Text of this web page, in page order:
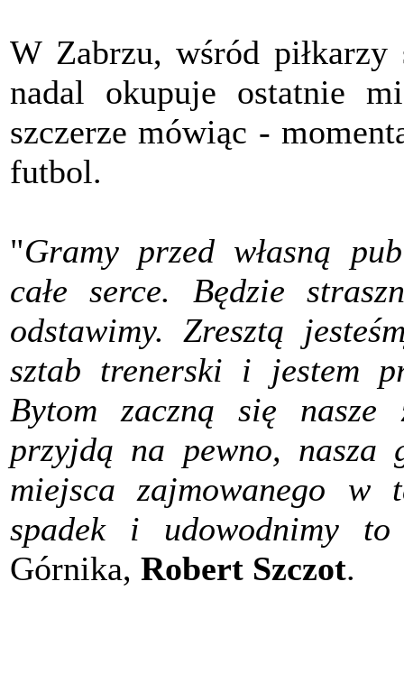
W Zabrzu, wśród
nadal okupuje ostatnie
szczerze mówiąc -
futbol.
"Gramy przed własną
całe serce. Będzie
odstawimy. Zresztą
sztab trenerski i jestem
Bytom zaczną się nasze
przyjdą na pewno, nasza
miejsca zajmowanego w
spadek i udowodnimy
Górnika, Robert Szczot.